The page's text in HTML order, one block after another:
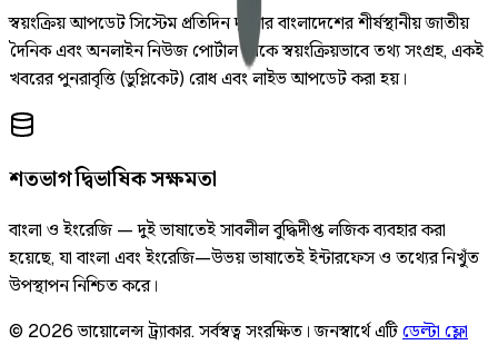
স্বয়ংক্রিয় আপডেট সিস্টেম প্রতিদিন দুইবার বাংলাদেশের শীর্ষস্থানীয় জাতীয়
দৈনিক এবং অনলাইন নিউজ পোর্টাল থেকে স্বয়ংক্রিয়ভাবে তথ্য সংগ্রহ, একই
খবরের পুনরাবৃত্তি (ডুপ্লিকেট) রোধ এবং লাইভ আপডেট করা হয়।
শতভাগ দ্বিভাষিক সক্ষমতা
বাংলা ও ইংরেজি — দুই ভাষাতেই সাবলীল বুদ্ধিদীপ্ত লজিক ব্যবহার করা
হয়েছে, যা বাংলা এবং ইংরেজি—উভয় ভাষাতেই ইন্টারফেস ও তথ্যের নিখুঁত
উপস্থাপন নিশ্চিত করে।
© 2026 ভায়োলেন্স ট্র্যাকার.সর্বস্বত্ব সংরক্ষিত। জনস্বার্থে এটিডেল্টা ফ্লো